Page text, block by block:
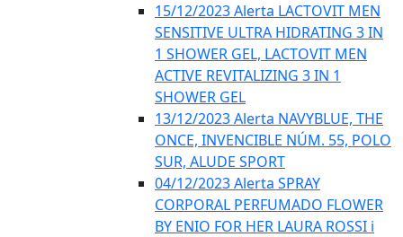
15/12/2023 Alerta LACTOVIT MEN
SENSITIVE ULTRA HIDRATING 3 IN
1 SHOWER GEL, LACTOVIT MEN
ACTIVE REVITALIZING 3 IN 1
SHOWER GEL
13/12/2023 Alerta NAVYBLUE, THE
ONCE, INVENCIBLE NÚM. 55, POLO
SUR, ALUDE SPORT
04/12/2023 Alerta SPRAY
CORPORAL PERFUMADO FLOWER
BY ENIO FOR HER LAURA ROSSI i